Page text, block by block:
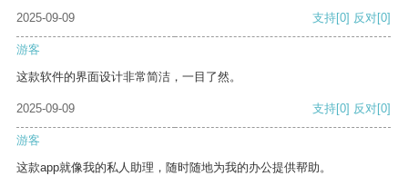
2025-09-09
支持[0] 反对[0]
游客
这款软件的界面设计非常简洁，一目了然。
2025-09-09 支持[0] 反对[0]
游客
这款app就像我的私人助理，随时随地为我的办公提供帮助。